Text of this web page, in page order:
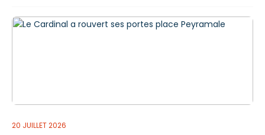
sommet du Pic du Midi. Ôzam a 28 ans. Il y a cinq ans, il
quittait la région parisienne pour s'installer à Lourdes.
20 JUILLET 2026